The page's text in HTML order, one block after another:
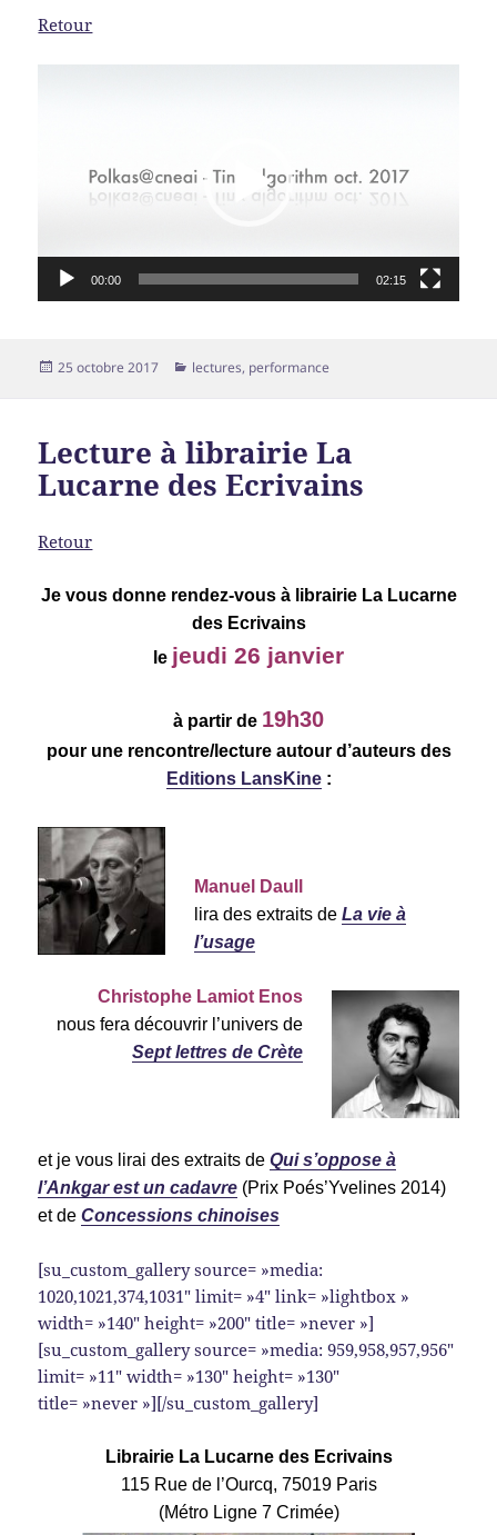
Retour
00:00 02:15
Publié
25 octobre 2017 Catégories
lectures, performance
Lecture à librairie La
Lucarne des Ecrivains
Retour
Je vous donne rendez-vous à librairie La Lucarne
des Ecrivains
le jeudi 26 janvier
à partir de 19h30
pour une rencontre/lecture autour d’auteurs des
Editions LansKine:
Manuel Daull
lira des extraits deLa vie à
l’usage
Christophe Lamiot Enos
nous fera découvrir l’univers de
Sept lettres de Crète
et je vous lirai des extraits deQui s’oppose à
l’Ankgar est un cadavre (Prix Poés’Yvelines 2014)
et deConcessions chinoises
[su_custom_gallery source= »media:
1020,1021,374,1031″ limit= »4″ link= »lightbox »
width= »140″ height= »200″ title= »never »]
[su_custom_gallery source= »media: 959,958,957,956″
limit= »11″ width= »130″ height= »130″
title= »never »][/su_custom_gallery]
Librairie La Lucarne des Ecrivains
115 Rue de l’Ourcq, 75019 Paris
(Métro Ligne 7 Crimée)